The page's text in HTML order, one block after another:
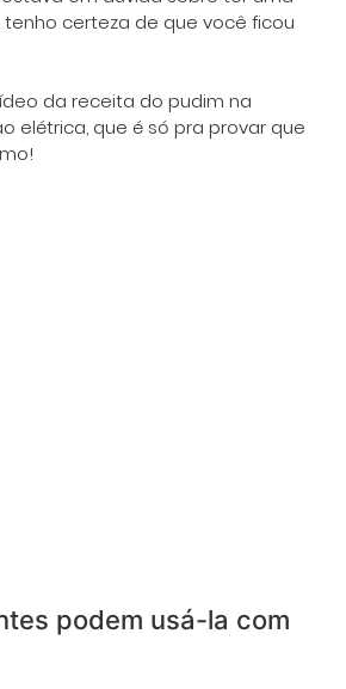
tenho certeza de que você ficou
da receita do pudim na
elétrica, que é só pra provar que
podem usá-la com